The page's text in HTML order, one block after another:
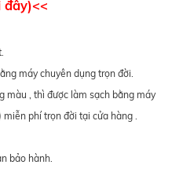
đây)<<
máy chuyên dụng trọn đời.
màu , thì được làm sạch bằng máy
phí trọn đời tại cửa hàng .
bảo hành.